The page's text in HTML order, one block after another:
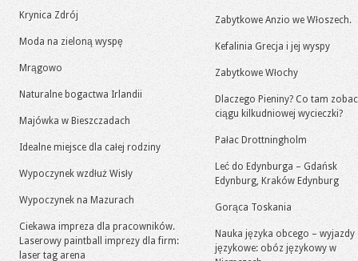
Krynica Zdrój
Moda na zieloną wyspę
Mrągowo
Naturalne bogactwa Irlandii
Majówka w Bieszczadach
Idealne miejsce dla całej rodziny
Wypoczynek wzdłuż Wisły
Wypoczynek na Mazurach
Ciekawa impreza dla pracowników.
Laserowy paintball imprezy dla firm:
laser tag arena
Zabytkowe Anzio we Włoszech.
Kefalinia Grecja i jej wyspy
Zabytkowe Włochy
Dlaczego Pieniny? Co tam
ciągu kilkudniowej wycieczki?
Pałac Drottningholm
Leć do Edynburga – Gdańsk
Edynburg, Kraków Edynburg
Gorąca Toskania
Nauka języka obcego – wyjazdy
językowe: obóz językowy w